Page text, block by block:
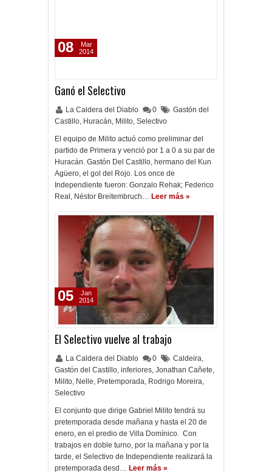
Ganó el Selectivo
La Caldera del Diablo 0
Gastón del
Castillo, Huracán, Milito, Selectivo
El equipo de Milito actuó como preliminar del
partido de Primera y venció por 1 a 0 a su par de
Huracán. Gastón Del Castillo, hermano del Kun
Agüero, el gol del Rojo. Los once de
Independiente fueron: Gonzalo Rehak; Federico
Real, Néstor Breitembruch… Leer más »
08
Mar
2014
El Selectivo vuelve al trabajo
La Caldera del Diablo 0 Caldeira,
Gastón del Castillo, inferiores, Jonathan Cañete,
Milito, Nelle, Pretemporada, Rodrigo Moreira,
Selectivo
El conjunto que dirige Gabriel Milito tendrá su
pretemporada desde mañana y hasta el 20 de
enero, en el predio de Villa Domínico. Con
trabajos en doble turno, por la mañana y por la
tarde, el Selectivo de Independiente realizará la
pretemporada desd… Leer más »
05
Jan
2014